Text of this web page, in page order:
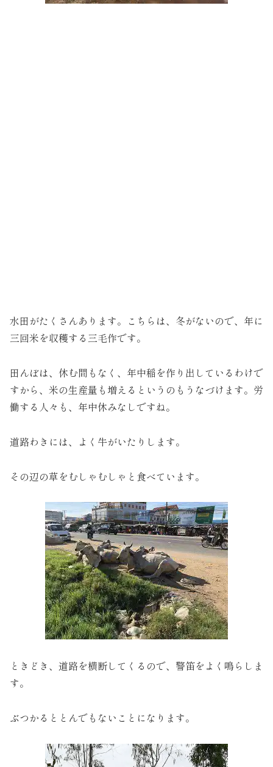
水田がたくさんあります。こちらは、冬がないので、年に
三回米を収穫する三毛作です。
田んぼは、休む間もなく、年中稲を作り出しているわけで
すから、米の生産量も増えるというのもうなづけます。労
働する人々も、年中休みなしですね。
道路わきには、よく牛がいたりします。
その辺の草をむしゃむしゃと食べています。
ときどき、道路を横断してくるので、警笛をよく鳴らしま
す。
ぶつかるととんでもないことになります。